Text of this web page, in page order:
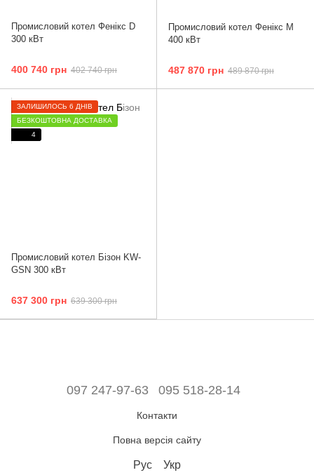
Промисловий котел Фенікс D
300 кВт
400 740 грн 402 740 грн
Промисловий котел Фенікс М
400 кВт
487 870 грн 489 870 грн
ЗАЛИШИЛОСЬ 6 ДНІВ
БЕЗКОШТОВНА ДОСТАВКА
4
Промисловий котел Бізон KW-
GSN 300 кВт
637 300 грн 639 300 грн
097 247-97-63 095 518-28-14
Контакти
Повна версія сайту
Рус Укр